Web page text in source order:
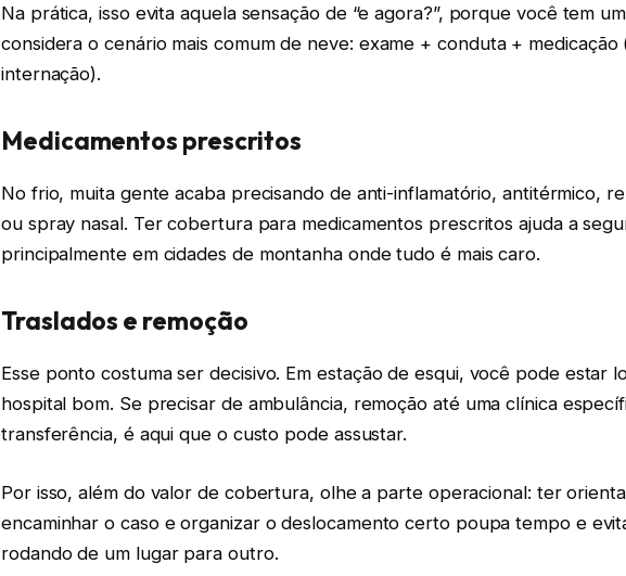
Na prática, isso evita aquela sensação de “e agora?”, porque você tem
considera o cenário mais comum de neve: exame + conduta + medicação
internação).
Medicamentos prescritos
No frio, muita gente acaba precisando de anti-inflamatório, antitérmico,
ou spray nasal. Ter cobertura para medicamentos prescritos ajuda a
principalmente em cidades de montanha onde tudo é mais caro.
Traslados e remoção
Esse ponto costuma ser decisivo. Em estação de esqui, você pode estar
hospital bom. Se precisar de ambulância, remoção até uma clínica
transferência, é aqui que o custo pode assustar.
Por isso, além do valor de cobertura, olhe a parte operacional: ter
encaminhar o caso e organizar o deslocamento certo poupa tempo e
rodando de um lugar para outro.